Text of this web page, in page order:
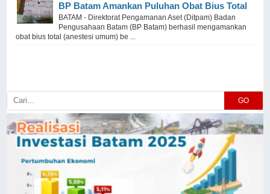
BP Batam Amankan Puluhan Obat Bius Total
BATAM - Direktorat Pengamanan Aset (Ditpam) Badan
Pengusahaan Batam (BP Batam) berhasil mengamankan
obat bius total (anestesi umum) be ...
GO